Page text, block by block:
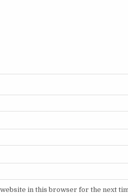
website in this browser for the next